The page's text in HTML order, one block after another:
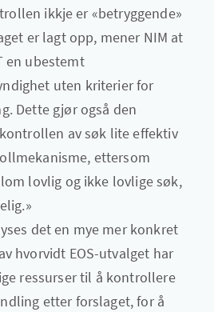
ikkje er «betryggende»
er lagt opp, mener NIM at
en ubestemt
uten kriterier for
Dette gjør også den
av søk lite effektiv
ettersom
lovlig og ikke lovlige søk,
det en mye mer konkret
hvorvidt EOS-utvalget har
ressurser til å kontrollere
etter forslaget, for å